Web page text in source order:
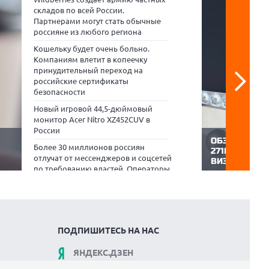
складов по всей России.
Партнерами могут стать обычные
россияне из любого региона
Кошельку будет очень больно.
Компаниям влетит в копеечку
принудительный переход на
российские сертификаты
безопасности
Новый игровой 44,5-дюймовый
монитор Acer Nitro XZ452CUV в
России
Более 30 миллионов россиян
отлучат от мессенджеров и соцсетей
по требованию властей. Операторы
два раза
ОБЗОР
271PHW
Компания MSI
ПОДПИШИТЕСЬ НА НАС
ЯНДЕКС.ДЗЕН